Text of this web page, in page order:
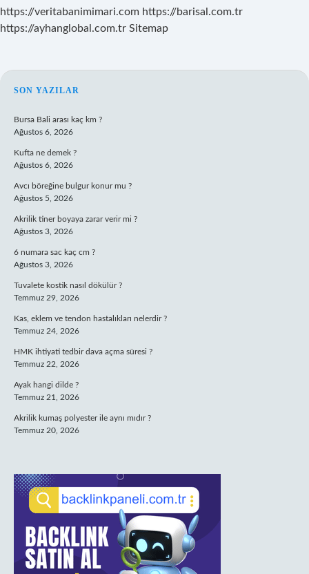
https://veritabanimimari.com https://barisal.com.tr
https://ayhanglobal.com.tr Sitemap
SIDEBAR
SON YAZILAR
Bursa Bali arası kaç km ?
Ağustos 6, 2026
Kufta ne demek ?
Ağustos 6, 2026
Avcı böreğine bulgur konur mu ?
Ağustos 5, 2026
Akrilik tiner boyaya zarar verir mi ?
Ağustos 3, 2026
6 numara sac kaç cm ?
Ağustos 3, 2026
Tuvalete kostik nasıl dökülür ?
Temmuz 29, 2026
Kas, eklem ve tendon hastalıkları nelerdir ?
Temmuz 24, 2026
HMK ihtiyati tedbir dava açma süresi ?
Temmuz 22, 2026
Ayak hangi dilde ?
Temmuz 21, 2026
Akrilik kumaş polyester ile aynı mıdır ?
Temmuz 20, 2026